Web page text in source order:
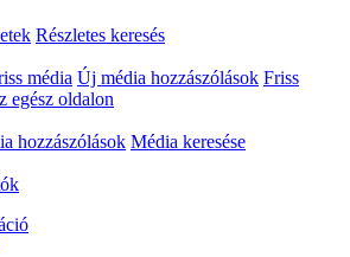
Részletes keresés
média Új média hozzászólások Friss
egész oldalon
hozzászólások Média keresése